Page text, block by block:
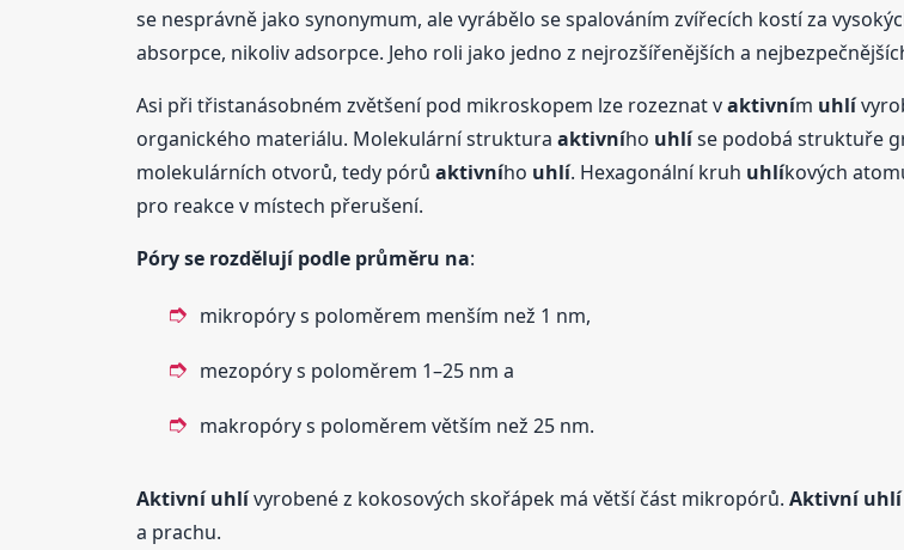
se nesprávně jako synonymum, ale vyrábělo se spalováním zvířecích kostí za
absorpce, nikoliv adsorpce. Jeho roli jako jedno z nejrozšířenějších a
Asi při třistanásobném zvětšení pod mikroskopem lze rozeznat vaktivním uhlí
organického materiálu. Molekulární struktura aktivního uhlíse podobá struktuře
molekulárních otvorů, tedy pórů aktivního uhlí. Hexagonální kruh uhlíkových
pro reakce v místech přerušení.
Póry se rozdělují podle průměru na:
mikropóry s poloměrem menším než 1 nm,
mezopóry s poloměrem 1–25 nm a
makropóry s poloměrem větším než 25 nm.
Aktivní uhlívyrobené z kokosových skořápek má větší část mikropórů. Aktivní uhlí
a prachu.